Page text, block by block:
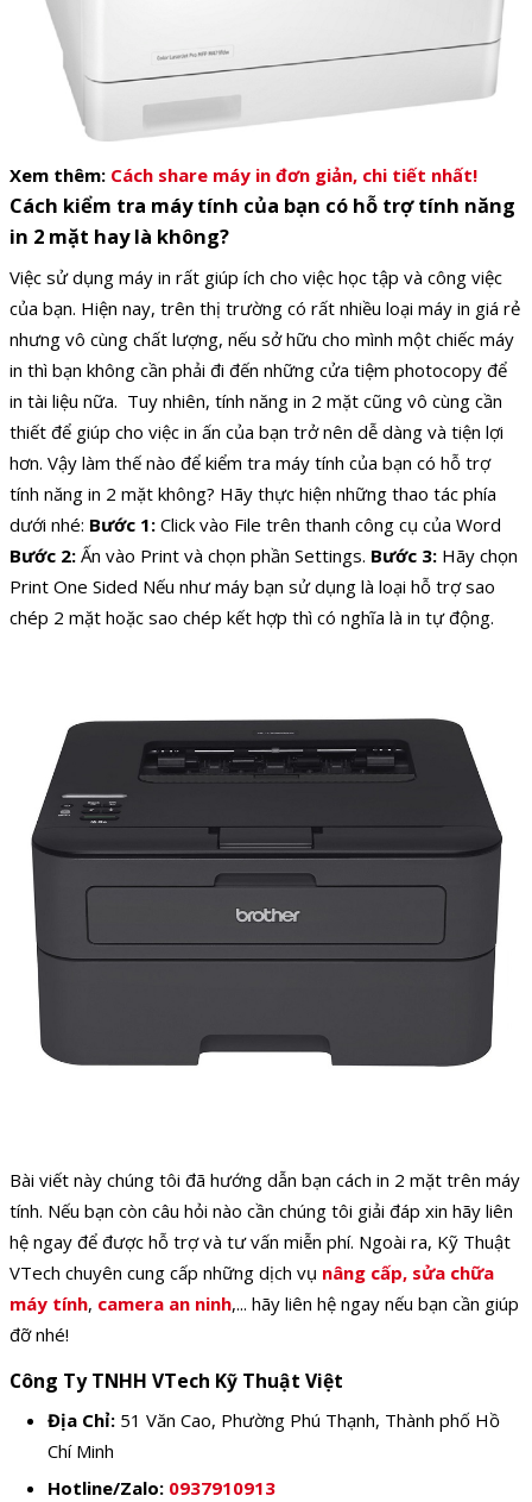
Xem thêm: Cách share máy in đơn giản, chi tiết nhất!
Cách kiểm tra máy tính của bạn có hỗ trợ tính năng
in 2 mặt hay là không?
Việc sử dụng máy in rất giúp ích cho việc học tập và công việc
của bạn. Hiện nay, trên thị trường có rất nhiều loại máy in giá rẻ
nhưng vô cùng chất lượng, nếu sở hữu cho mình một chiếc máy
in thì bạn không cần phải đi đến những cửa tiệm photocopy để
in tài liệu nữa. Tuy nhiên, tính năng in 2 mặt cũng vô cùng cần
thiết để giúp cho việc in ấn của bạn trở nên dễ dàng và tiện lợi
hơn. Vậy làm thế nào để kiểm tra máy tính của bạn có hỗ trợ
tính năng in 2 mặt không? Hãy thực hiện những thao tác phía
dưới nhé: Bước 1: Click vào File trên thanh công cụ của Word
Bước 2: Ấn vào Print và chọn phần Settings. Bước 3: Hãy chọn
Print One Sided Nếu như máy bạn sử dụng là loại hỗ trợ sao
chép 2 mặt hoặc sao chép kết hợp thì có nghĩa là in tự động.
Bài viết này chúng tôi đã hướng dẫn bạn cách in 2 mặt trên máy
tính. Nếu bạn còn câu hỏi nào cần chúng tôi giải đáp xin hãy liên
hệ ngay để được hỗ trợ và tư vấn miễn phí. Ngoài ra, Kỹ Thuật
VTech chuyên cung cấp những dịch vụ nâng cấp, sửa chữa
máy tính, camera an ninh,... hãy liên hệ ngay nếu bạn cần giúp
đỡ nhé!
Công Ty TNHH VTech Kỹ Thuật Việt
Địa Chỉ: 51 Văn Cao, Phường Phú Thạnh, Thành phố Hồ
Chí Minh
Hotline/Zalo: 0937910913